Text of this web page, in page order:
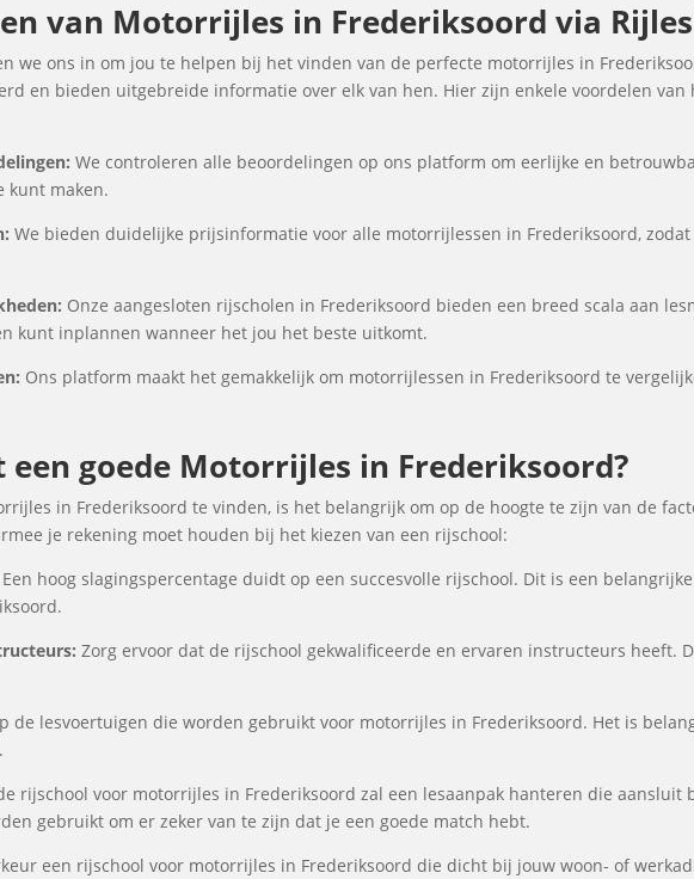
van Motorrijles in Frederiksoord via
we ons in om jou te helpen bij het vinden van de perfecte motorrijles in
en bieden uitgebreide informatie over elk van hen. Hier zijn enkele voordelen
We controleren alle beoordelingen op ons platform om eerlijke en
kunt maken.
We bieden duidelijke prijsinformatie voor alle motorrijlessen in Frederiksoord,
Onze aangesloten rijscholen in Frederiksoord bieden een breed scala aan
kunt inplannen wanneer het jou het beste uitkomt.
Ons platform maakt het gemakkelijk om motorrijlessen in Frederiksoord te
goede Motorrijles in Frederiksoord?
in Frederiksoord te vinden, is het belangrijk om op de hoogte te zijn van de
je rekening moet houden bij het kiezen van een rijschool:
Een hoog slagingspercentage duidt op een succesvolle rijschool. Dit is een
Zorg ervoor dat de rijschool gekwalificeerde en ervaren instructeurs heeft.
de lesvoertuigen die worden gebruikt voor motorrijles in Frederiksoord. Het is
rijschool voor motorrijles in Frederiksoord zal een lesaanpak hanteren die
gebruikt om er zeker van te zijn dat je een goede match hebt.
een rijschool voor motorrijles in Frederiksoord die dicht bij jouw woon- of